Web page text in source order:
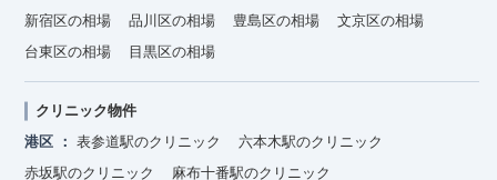
新宿区の相場
品川区の相場 豊島区の相場
文京区の相場
台東区の相場
目黒区の相場
クリニック物件
港区
表参道駅のクリニック
六本木駅のクリニック
赤坂駅のクリニック
麻布十番駅のクリニック